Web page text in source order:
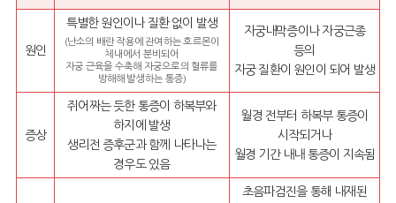
원인
특별한 원인이나 질환 없이 발생
(난소의 배란 작용에 관여하는 호르몬이
체내에서 분비되어
자궁 근육을 수축해 자궁으로의 혈류를
방해해 발생하는 통증)
자궁내막증이나 자궁근종
등의
자궁 질환이 원인이 되어 발생
증상
쥐어짜는 듯한 통증이 하복부와
하지에 발생
생리전 증후군과 함께 나타나는
경우도 있음
월경 전부터 하복부 통증이
시작되거나
월경 기간 내내 통증이 지속됨
초음파검진을 통해 내재된